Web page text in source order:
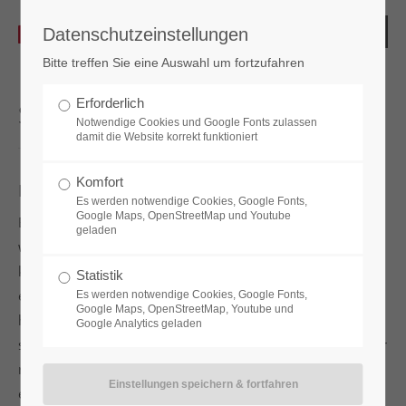
Schrankschließsystem
Im Privatbereich - Zweckmäßigkeit vs. Sicherheit
Ein Schrankschließsystem bezeichnet den Mechanismus,
wie eine Schranktür verriegelt wird. Im Hinblick auf
klassische Möbel im Privatbereich muss es sich dabei
einmal unbedingt um ein besonders sicheres System
handeln. Meist geht es nur darum, dass die Schranktüren
staubfrei schließen und nicht ungewollt offenstehen. Daher
reichen für solche Zwecke als Schrankschließsystem
einfache
Aufschraubschlösseroder Dreh- und
Datenschutzeinstellungen
Bitte treffen Sie eine Auswahl um fortzufahren
Erforderlich
Notwendige Cookies und Google Fonts zulassen
damit die Website korrekt funktioniert
Komfort
Es werden notwendige Cookies, Google Fonts,
Google Maps, OpenStreetMap und Youtube
geladen
Statistik
Es werden notwendige Cookies, Google Fonts,
Google Maps, OpenStreetMap, Youtube und
Google Analytics geladen